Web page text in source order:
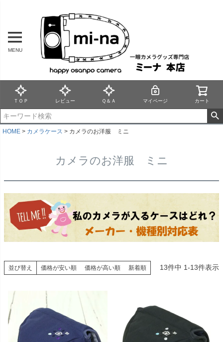
MENU
ＴＯＰ レビュー Ｑ＆Ａ マイページ カート
HOME カメラケース カメラのお洋服 ミニ
カメラのお洋服 ミニ
並び替え 価格が安い順 価格が高い順 新着順 13件中 1-13件表示